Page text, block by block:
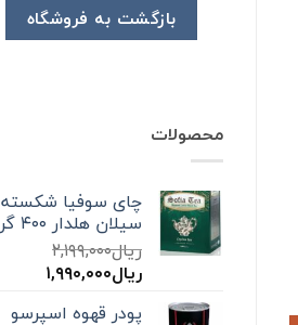
بازگشت به فروشگاه
محصولات
چای سوفیا شکسته
سیلان هلدار ۴۰۰ گرم
ریال۲,۱۹۹,۰۰۰
قیمت
ریال۲,۱۹۹,۰۰۰
ریال۱,۹۹۰,۰۰۰
ریال۱,۹۹۰,۰۰۰.
پودر قهوه اسپرسو